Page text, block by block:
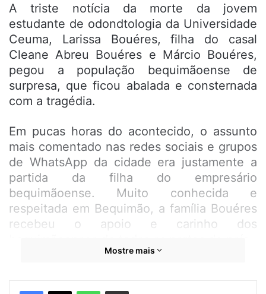
A triste notícia da morte da jovem
estudante de odondtologia da Universidade
Ceuma, Larissa Bouéres, filha do casal
Cleane Abreu Bouéres e Márcio Bouéres,
pegou a população bequimãoense de
surpresa, que ficou abalada e consternada
com a tragédia.
Em pucas horas do acontecido, o assunto
mais comentado nas redes sociais e grupos
de WhatsApp da cidade era justamente a
partida da filha do empresário
bequimãoense. Muito conhecida e
respeitada em Bequimão, a família Bouéres
recebeu o apoio e carinho dos
social e compartilhada nos grupos de
Mostre mais